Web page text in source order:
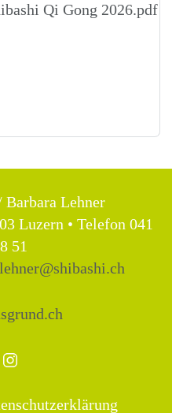
Qi Gong 2026.pdf
Lehner
Luzern • Telefon 041
51
lehner@shibashi.ch